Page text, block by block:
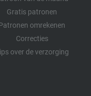
Gratis patronen
omrekenen
Correcties
over de verzorging